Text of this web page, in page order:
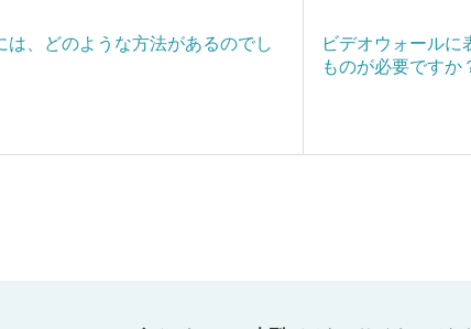
は、どのような方法があるのでし
ビデオウォールに
ものが必要ですか